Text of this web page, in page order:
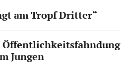
am Tropf Dritter“
Öffentlichkeitsfahndung
Jungen